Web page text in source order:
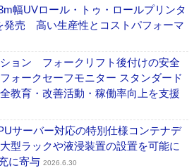
幅UVロール・トゥ・ロールプリンタ
発売 高い生産性とコストパフォーマ
ョン フォークリフト後付けの安全
ォークセーフモニター スタンダード
教育・改善活動・稼働率向上を支援
サーバー対応の特別仕様コンテナデ
型ラックや液浸装置の設置を可能に
に寄与 2026.6.30